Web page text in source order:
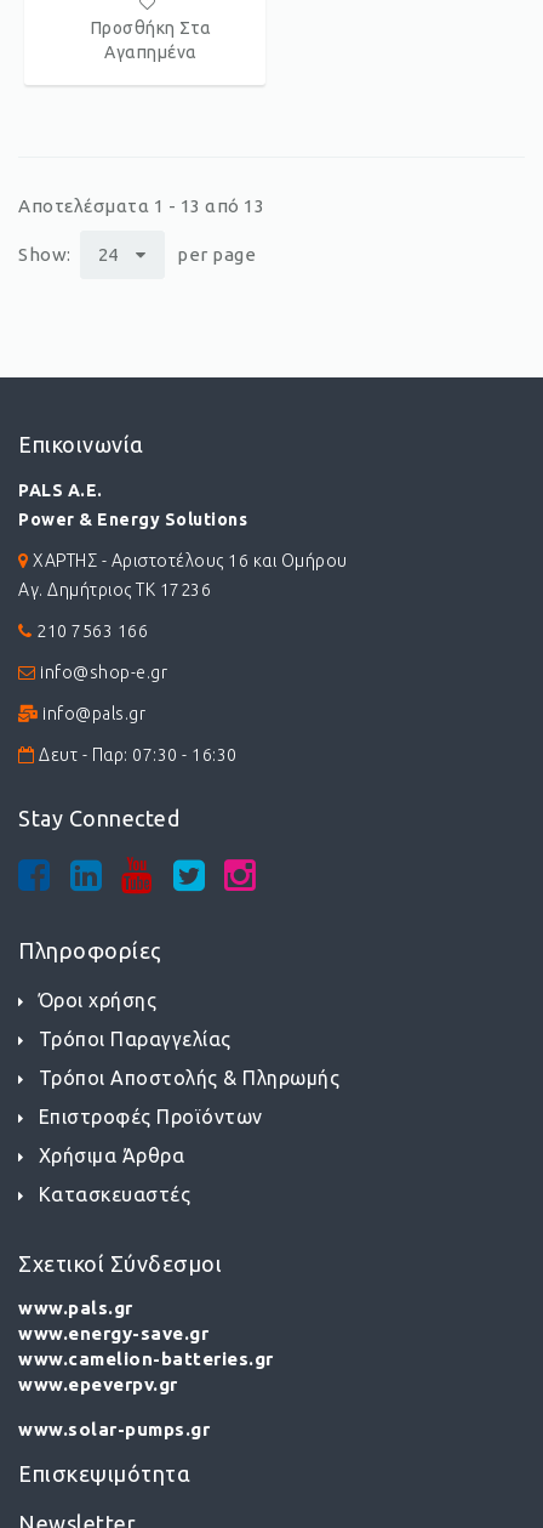
Προσθήκη Στα
Αγαπημένα
Αποτελέσματα 1 - 13 από 13
Show: 24 per page
Επικοινωνία
PALS A.E.
Power & Energy Solutions
ΧΑΡΤΗΣ - Αριστοτέλους 16 και Ομήρου
Αγ. Δημήτριος ΤΚ 17236
210 7563 166
info@shop-e.gr
info@pals.gr
Δευτ - Παρ: 07:30 - 16:30
Stay Connected
Πληροφορίες
Όροι χρήσης
Τρόποι Παραγγελίας
Τρόποι Αποστολής & Πληρωμής
Επιστροφές Προϊόντων
Χρήσιμα Άρθρα
Κατασκευαστές
Σχετικοί Σύνδεσμοι
www.pals.gr
www.energy-save.gr
www.camelion-batteries.gr
www.epeverpv.gr
www.solar-pumps.gr
Επισκεψιμότητα
Newsletter